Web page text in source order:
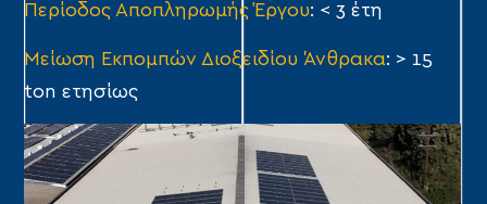
Περίοδος Αποπληρωμής Έργου: < 3 έτη
Μείωση Εκπομπών Διοξειδίου Άνθρακα: > 15
ton ετησίως